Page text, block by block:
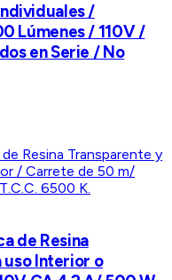
/
Lúmenes / 110V /
en Serie / No
de Resina
uso Interior o